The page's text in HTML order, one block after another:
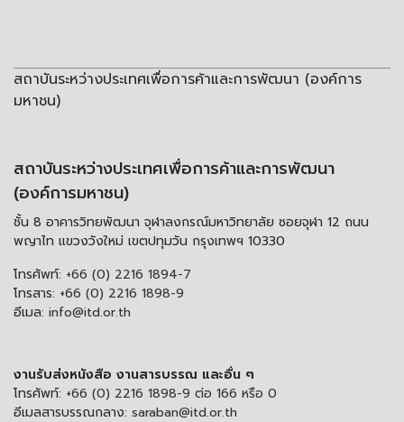
สถาบันระหว่างประเทศเพื่อการค้าและการพัฒนา (องค์การ
มหาชน)
สถาบันระหว่างประเทศเพื่อการค้าและการพัฒนา
(องค์การมหาชน)
ชั้น 8 อาคารวิทยพัฒนา จุฬาลงกรณ์มหาวิทยาลัย ซอยจุฬา 12 ถนน
พญาไท แขวงวังใหม่ เขตปทุมวัน กรุงเทพฯ 10330
โทรศัพท์: +66 (0) 2216 1894-7
โทรสาร: +66 (0) 2216 1898-9
อีเมล: info@itd.or.th
งานรับส่งหนังสือ งานสารบรรณ และอื่น ๆ
โทรศัพท์: +66 (0) 2216 1898-9 ต่อ 166 หรือ 0
อีเมลสารบรรณกลาง: saraban@itd.or.th